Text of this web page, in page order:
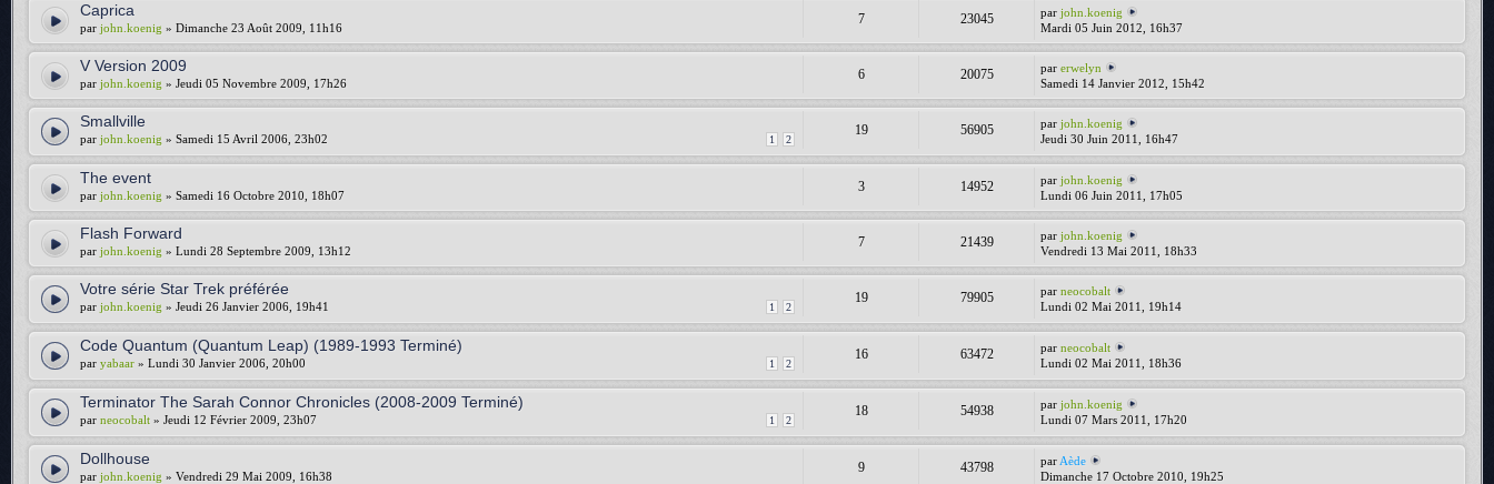
Caprica
par john.koenig » Dimanche 23 Août 2009, 11h16
7 23045 parjohn.koenig
Mardi 05 Juin 2012, 16h37
V Version 2009
par john.koenig » Jeudi 05 Novembre 2009, 17h26
6 20075 parerwelyn
Samedi 14 Janvier 2012, 15h42
Smallville
1 2
par john.koenig » Samedi 15 Avril 2006, 23h02
19 56905 parjohn.koenig
Jeudi 30 Juin 2011, 16h47
The event
par john.koenig » Samedi 16 Octobre 2010, 18h07
3 14952 parjohn.koenig
Lundi 06 Juin 2011, 17h05
Flash Forward
par john.koenig » Lundi 28 Septembre 2009, 13h12
7 21439 parjohn.koenig
Vendredi 13 Mai 2011, 18h33
Votre série Star Trek préférée
1 2
par john.koenig » Jeudi 26 Janvier 2006, 19h41
19 79905 parneocobalt
Lundi 02 Mai 2011, 19h14
Code Quantum (Quantum Leap) (1989-1993 Terminé)
1 2
par yabaar » Lundi 30 Janvier 2006, 20h00
16 63472 parneocobalt
Lundi 02 Mai 2011, 18h36
Terminator The Sarah Connor Chronicles (2008-2009 Terminé)
1 2
par neocobalt » Jeudi 12 Février 2009, 23h07
18 54938 parjohn.koenig
Lundi 07 Mars 2011, 17h20
Dollhouse
par john.koenig » Vendredi 29 Mai 2009, 16h38
9 43798 par Aède
Dimanche 17 Octobre 2010, 19h25